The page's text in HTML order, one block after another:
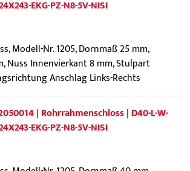
EKG-PZ-N8-5V-NISI
Modell-Nr. 1205, Dornmaß 25 mm,
Nuss Innenvierkant 8 mm, Stulpart
Anschlag Links-Rechts
| Rohrrahmenschloss | D40-L-W-
EKG-PZ-N8-5V-NISI